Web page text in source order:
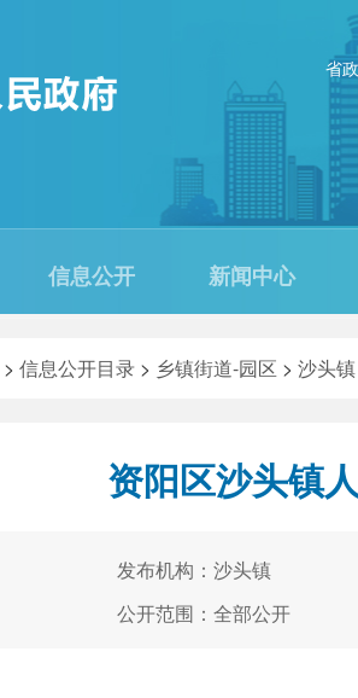
省
信息公开 新闻中心
> 信息公开目录 > 乡镇街道-园区 > 沙头镇
资阳区沙头镇
发布机构：沙头镇
公开范围：全部公开